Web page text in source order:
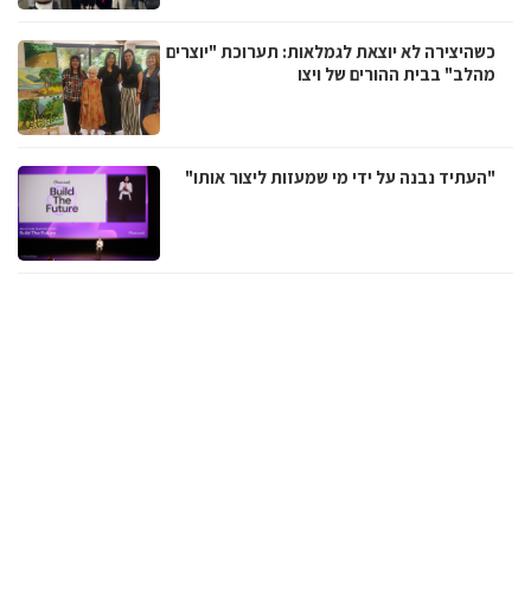
כשהיצירה לא יוצאת לגמלאות: תערוכת "יוצרים
מהלב" בבית ההורים של ויצו
"העתיד נבנה על ידי מי שמעזות ליצור אותו"